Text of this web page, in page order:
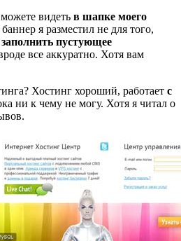
видеть в шапке моего
я разместил не для того,
заполнить пустующее
все аккуратно. Хотя вам
Хостинг хороший, работает с
ни к чему не могу. Хотя я читал о